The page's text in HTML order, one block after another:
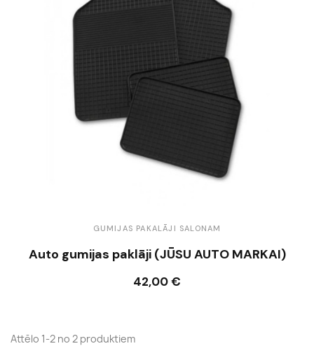
GUMIJAS PAKALĀJI SALONAM
Auto gumijas paklāji (JŪSU AUTO MARKAI)
42,00 €
Ielikt grozā
Attēlo 1-2 no 2 produktiem